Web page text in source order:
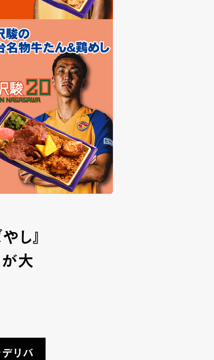
し』
大
リバ